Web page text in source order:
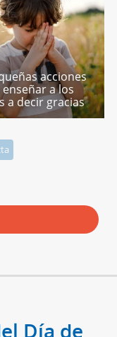
acciones
a los
a decir gracias
Día de